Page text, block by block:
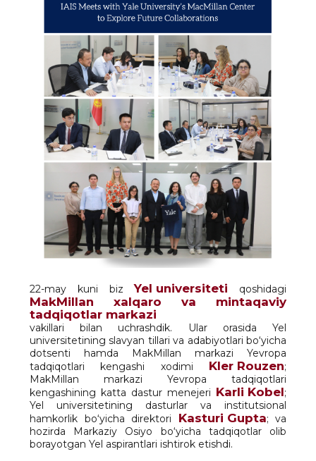
22-may kuni bizYel universiteti qoshidagi
MakMillan xalqaro va mintaqaviy
tadqiqotlar markazi
vakillari bilan uchrashdik. Ular orasida Yel
universitetining slavyan tillari va adabiyotlari bo‘yicha
dotsenti hamda MakMillan markazi Yevropa
tadqiqotlari kengashi xodimi Kler Rouzen;
MakMillan markazi Yevropa tadqiqotlari
kengashining katta dastur menejeri Karli Kobel;
Yel universitetining dasturlar va institutsional
hamkorlik bo‘yicha direktori Kasturi Gupta; va
hozirda Markaziy Osiyo bo‘yicha tadqiqotlar olib
borayotgan Yel aspirantlari ishtirok etishdi.